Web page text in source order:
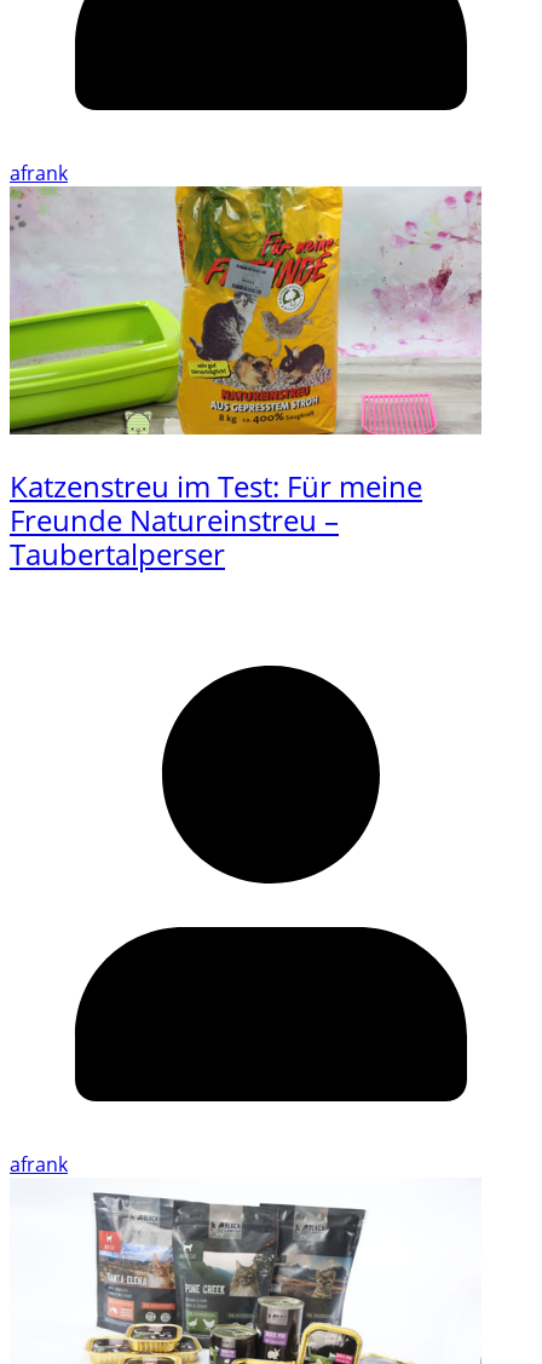
afrank
Katzenstreu im Test: Für meine
Freunde Natureinstreu –
Taubertalperser
afrank